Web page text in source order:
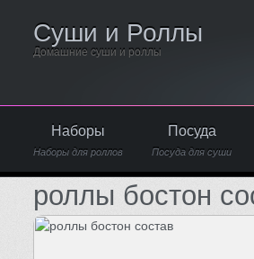
Суши и Роллы
Домашние суши и роллы
Наборы
Наборы для роллов
Посуда
Посуда для суши
роллы бостон